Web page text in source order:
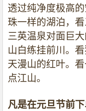
透过纯净度极高
珠一样的湖泊，
三英温泉对面巨
山白练挂前川。
天漫山的红叶。
点江山。
凡是在元旦节前